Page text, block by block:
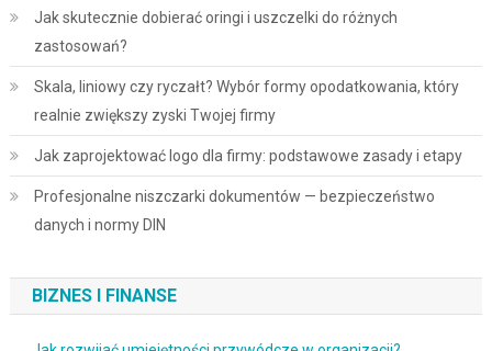
Jak skutecznie dobierać oringi i uszczelki do różnych
zastosowań?
Skala, liniowy czy ryczałt? Wybór formy opodatkowania, który
realnie zwiększy zyski Twojej firmy
Jak zaprojektować logo dla firmy: podstawowe zasady i etapy
Profesjonalne niszczarki dokumentów — bezpieczeństwo
danych i normy DIN
BIZNES I FINANSE